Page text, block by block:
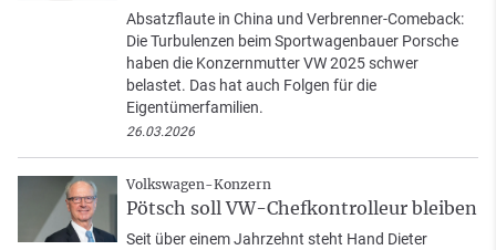
Absatzflaute in China und Verbrenner-Comeback:
Die Turbulenzen beim Sportwagenbauer Porsche
haben die Konzernmutter VW 2025 schwer
belastet. Das hat auch Folgen für die
Eigentümerfamilien.
26.03.2026
Volkswagen-Konzern
Pötsch soll VW-Chefkontrolleur bleiben
Seit über einem Jahrzehnt steht Hand Dieter